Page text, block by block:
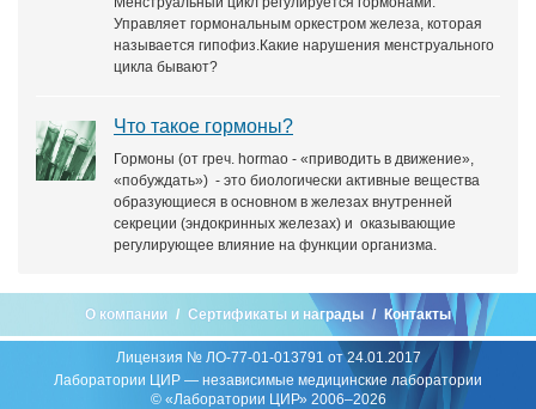
Управляет гормональным оркестром железа, которая
называется гипофиз.Какие нарушения менструального
цикла бывают?
Что такое гормоны?
Гормоны (от греч. hormao - «приводить в движение»,
«побуждать») - это биологически активные вещества
образующиеся в основном в железах внутренней
секреции (эндокринных железах) и оказывающие
регулирующее влияние на функции организма.
О компании Сертификаты и награды Контакты
Лицензия № ЛО-77-01-013791 от 24.01.2017
Лаборатории ЦИР — независимые медицинские лаборатории
© «Лаборатории ЦИР» 2006–2026